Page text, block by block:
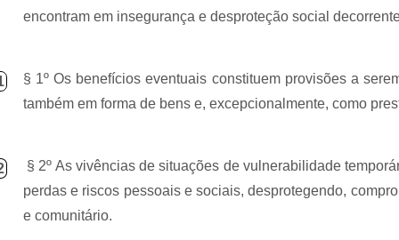
encontram em insegurança e desproteção social
§ 1º Os benefícios eventuais constituem provisões a
também em forma de bens e, excepcionalmente, como
§ 2º As vivências de situações de vulnerabilidade
perdas e riscos pessoais e sociais, desprotegendo,
e comunitário.